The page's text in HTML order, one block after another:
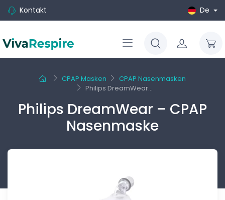
Kontakt De
CPAP Masken
CPAP Nasenmasken
Philips DreamWear...
Philips DreamWear – CPAP
Nasenmaske